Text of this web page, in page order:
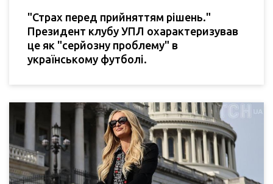
"Страх перед прийняттям рішень."
Президент клубу УПЛ охарактеризував
це як "серйозну проблему" в
українському футболі.